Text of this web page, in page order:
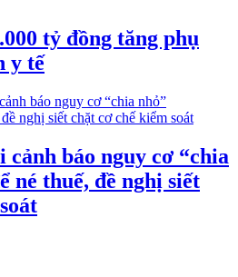
tỷ đồng tăng phụ
y tế
báo nguy cơ “chia
né thuế, đề nghị siết